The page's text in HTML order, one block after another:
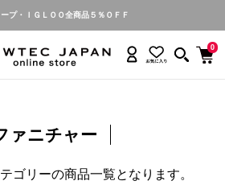
プ・ＩＧＬＯＯ全商品５％ＯＦＦ
0
ァニチャー
ゴリーの商品一覧となります。